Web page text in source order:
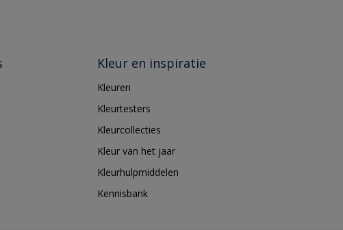
Kleur en inspiratie
Kleuren
Kleurtesters
Kleurcollecties
Kleur van het jaar
Kleurhulpmiddelen
Kennisbank